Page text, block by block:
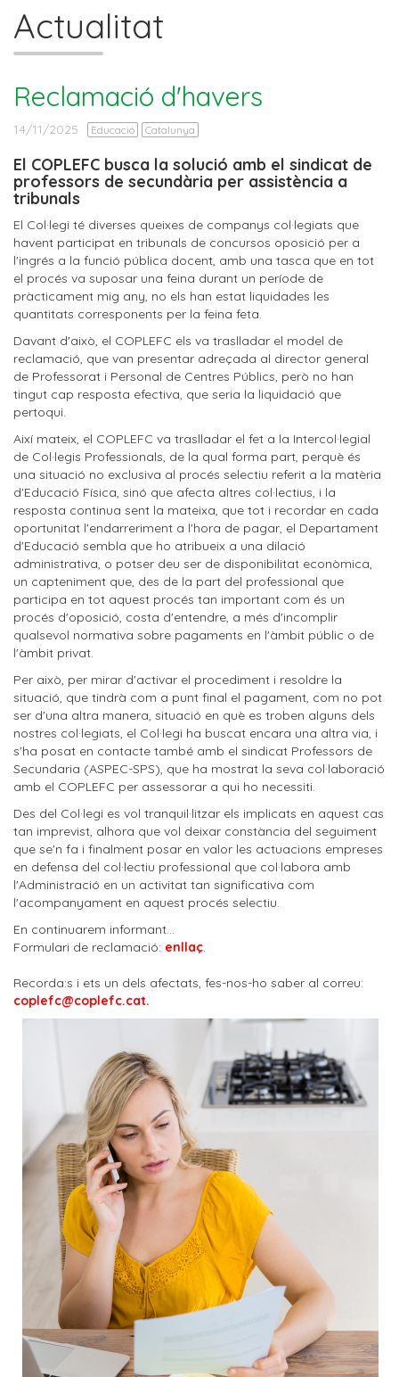
Actualitat
Reclamació d'havers
14/11/2025 Educació Catalunya
El COPLEFC busca la solució amb el sindicat de
professors de secundària per assistència a
tribunals
El Col·legi té diverses queixes de companys col·legiats que
havent participat en tribunals de concursos oposició per a
l'ingrés a la funció pública docent, amb una tasca que en tot
el procés va suposar una feina durant un període de
pràcticament mig any, no els han estat liquidades les
quantitats corresponents per la feina feta.
Davant d'això, el COPLEFC els va traslladar el model de
reclamació, que van presentar adreçada al director general
de Professorat i Personal de Centres Públics, però no han
tingut cap resposta efectiva, que seria la liquidació que
pertoqui.
Així mateix, el COPLEFC va traslladar el fet a la Intercol·legial
de Col·legis Professionals, de la qual forma part, perquè és
una situació no exclusiva al procés selectiu referit a la matèria
d'Educació Física, sinó que afecta altres col·lectius, i la
resposta continua sent la mateixa, que tot i recordar en cada
oportunitat l'endarreriment a l'hora de pagar, el Departament
d'Educació sembla que ho atribueix a una dilació
administrativa, o potser deu ser de disponibilitat econòmica,
un capteniment que, des de la part del professional que
participa en tot aquest procés tan important com és un
procés d'oposició, costa d'entendre, a més d'incomplir
qualsevol normativa sobre pagaments en l'àmbit públic o de
l'àmbit privat.
Per això, per mirar d'activar el procediment i resoldre la
situació, que tindrà com a punt final el pagament, com no pot
ser d'una altra manera, situació en què es troben alguns dels
nostres col·legiats, el Col·legi ha buscat encara una altra via, i
s'ha posat en contacte també amb el sindicat Professors de
Secundaria (ASPEC-SPS), que ha mostrat la seva col·laboració
amb el COPLEFC per assessorar a qui ho necessiti.
Des del Col·legi es vol tranquil·litzar els implicats en aquest cas
tan imprevist, alhora que vol deixar constància del seguiment
que se'n fa i finalment posar en valor les actuacions empreses
en defensa del col·lectiu professional que col·labora amb
l'Administració en un activitat tan significativa com
l'acompanyament en aquest procés selectiu.
En continuarem informant...
Formulari de reclamació: enllaç.
Recorda:s i ets un dels afectats, fes-nos-ho saber al correu:
coplefc@coplefc.cat.